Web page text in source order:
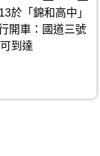
於「錦和高中」
開車：國道三號
到達